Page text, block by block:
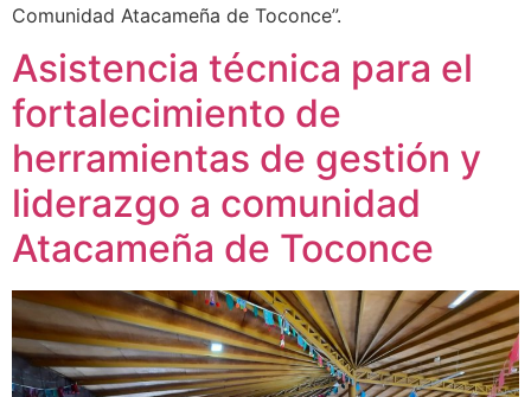
Comunidad Atacameña de Toconce”.
Asistencia técnica para el
fortalecimiento de
herramientas de gestión y
liderazgo a comunidad
Atacameña de Toconce